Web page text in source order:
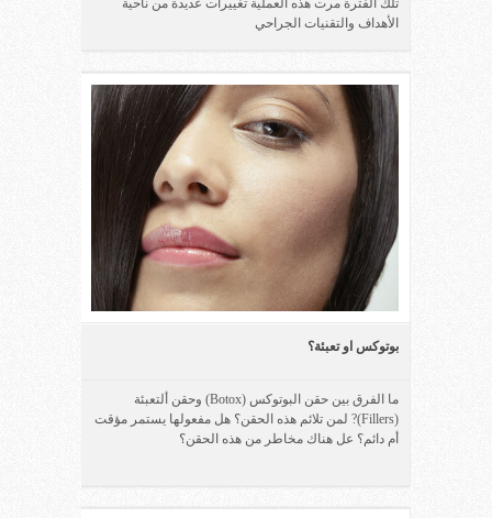
الأهداف والتقنيات الجراحي
بوتوكس او تعبئة؟
ما الفرق بين حقن البوتوكس (Botox) وحقن ألتعبئة
(Fillers)? لمن تلائم هذه الحقن؟ هل مفعولها يستمر مؤقت
أم دائم؟ عل هناك مخاطر من هذه الحقن؟